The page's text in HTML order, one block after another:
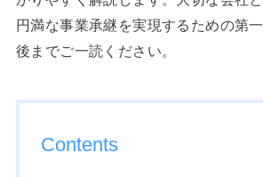
円満な事業承継を実現するための第
後までご一読ください。
Contents